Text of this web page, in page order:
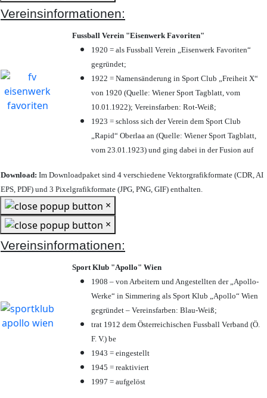
Vereinsinformationen:
Fussball Verein "Eisenwerk Favoriten"
1920 = als Fussball Verein „Eisenwerk Favoriten“
gegründet;
1922 = Namensänderung in Sport Club „Freiheit X“
von 1920 (Quelle: Wiener Sport Tagblatt, vom
10.01.1922); Vereinsfarben: Rot-Weiß;
1923 = schloss sich der Verein dem Sport Club
„Rapid“ Oberlaa an (Quelle: Wiener Sport Tagblatt,
vom 23.01.1923) und ging dabei in der Fusion auf
Download: Im Downloadpaket sind 4 verschiedene Vektorgrafikformate (CDR, AI
EPS, PDF) und 3 Pixelgrafikformate (JPG, PNG, GIF) enthalten.
×
×
Vereinsinformationen:
Sport Klub "Apollo" Wien
1908 – von Arbeitern und Angestellten der „Apollo-
Werke“ in Simmering als Sport Klub „Apollo“ Wien
gegründet – Vereinsfarben: Blau-Weiß;
trat 1912 dem Österreichischen Fussball Verband (Ö.
F. V.) be
1943 = eingestellt
1945 = reaktiviert
1997 = aufgelöst